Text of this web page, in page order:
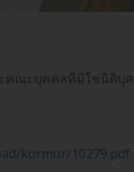
คณะบุคคลที่มิใช่นิติบุ
kormor/10279.pdf